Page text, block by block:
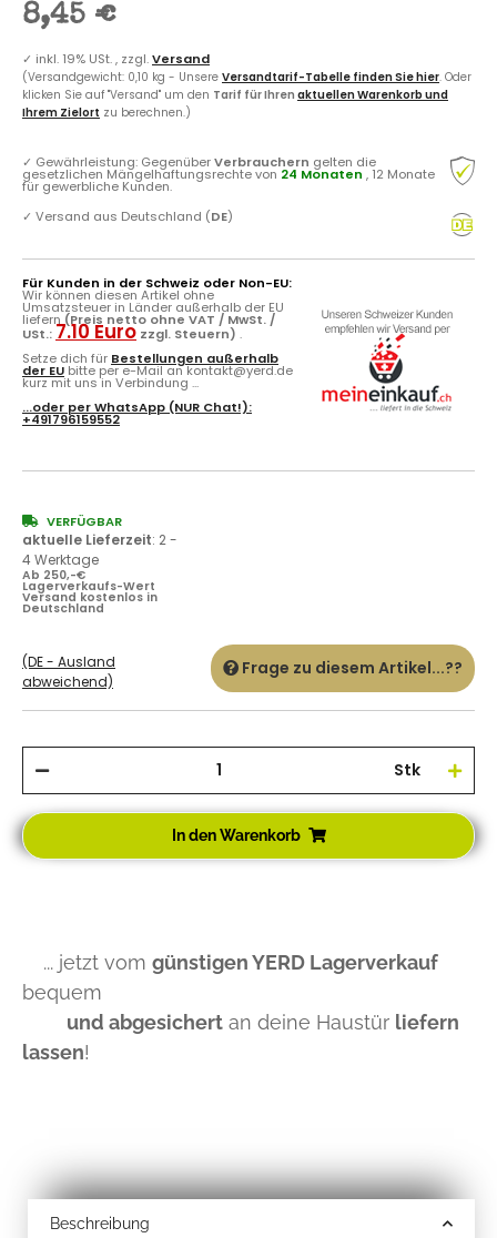
8,45 €
✓ inkl. 19% USt. , zzgl.Versand
(Versandgewicht: 0,10 kg - Unsere Versandtarif-Tabelle finden Sie hier. Oder
klicken Sie auf "Versand" um den Tarif für Ihren aktuellen Warenkorb und
Ihrem Zielort zu berechnen.)
✓ Gewährleistung: GegenüberVerbrauchern gelten die
gesetzlichen Mängelhaftungsrechte von 24 Monaten , 12 Monate
für gewerbliche Kunden.
✓ Versand aus Deutschland (DE)
Für Kunden in der Schweiz oder Non-EU:
Wir können diesen Artikel ohne
Umsatzsteuer in Länder außerhalb der EU
liefern (Preis netto ohne VAT / MwSt. /
USt.: 7.10 Euro zzgl. Steuern) .
Setze dich für Bestellungen außerhalb
der EU bitte per e-Mail an kontakt@yerd.de
kurz mit uns in Verbindung ...
...oder perWhatsApp (NUR Chat!):
+491796159552
VERFÜGBAR
aktuelle Lieferzeit: 2 -
4 Werktage
Ab 250,-€
Lagerverkaufs-Wert
Versand kostenlos in
Deutschland
(DE - Ausland
abweichend)
Frage zu diesem Artikel...??
Stk
In den Warenkorb
... jetzt vom günstigen YERD Lagerverkauf
bequem
und abgesichert an deine Haustür liefern
lassen!
Beschreibung